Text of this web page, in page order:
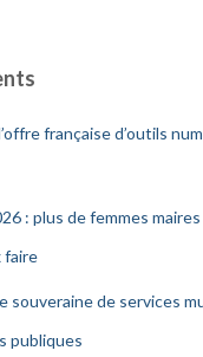
française d’outils
: plus de femmes
faire
souveraine de services
publiques